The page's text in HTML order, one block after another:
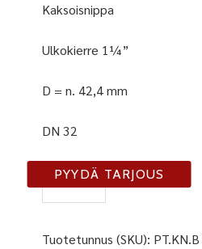
Kaksoisnippa
Ulkokierre 1¼”
D = n. 42,4 mm
DN 32
KN-
B
PYYDÄ TARJOUS
Tuotetunnus (SKU): PT.KN.B